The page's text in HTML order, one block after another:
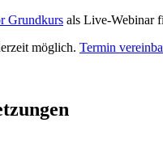
Grundkurs als Live-Webinar
möglich. Termin